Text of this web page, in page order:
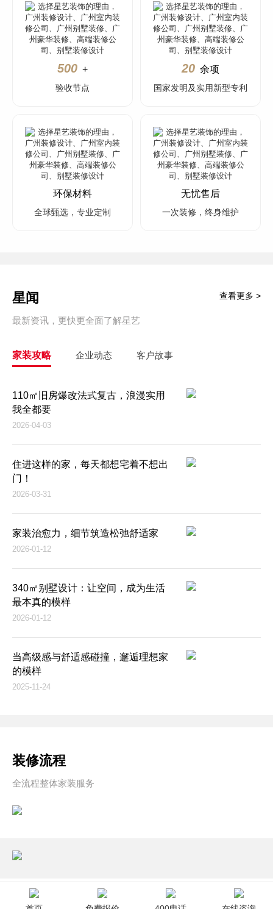
500 +
验收节点
20 余项
国家发明及实用新型专利
环保材料
全球甄选，专业定制
无忧售后
一次装修，终身维护
星闻
最新资讯，更快更全面了解星艺
查看更多 >
家装攻略 企业动态 客户故事
110㎡旧房爆改法式复古，浪漫实用
我全都要
2026-04-03
住进这样的家，每天都想宅着不想出
门！
2026-03-31
家装治愈力，细节筑造松弛舒适家
2026-01-12
340㎡别墅设计：让空间，成为生活
最本真的模样
2026-01-12
当高级感与舒适感碰撞，邂逅理想家
的模样
2025-11-24
装修流程
全流程整体家装服务